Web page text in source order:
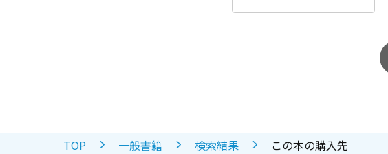
TOP 一般書籍 検索結果 この本の購入先